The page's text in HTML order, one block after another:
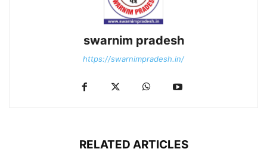
swarnim pradesh
https://swarnimpradesh.in/
RELATED ARTICLES